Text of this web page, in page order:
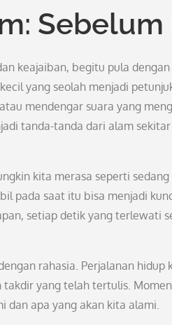
Sebelum
keajaiban, begitu pula
yang seolah menjadi
mendengar suara yang
tanda-tanda dari alam
kita merasa seperti
pada saat itu bisa menjadi
setiap detik yang terlewati
rahasia. Perjalanan
yang telah tertulis.
dan apa yang akan kita alami.